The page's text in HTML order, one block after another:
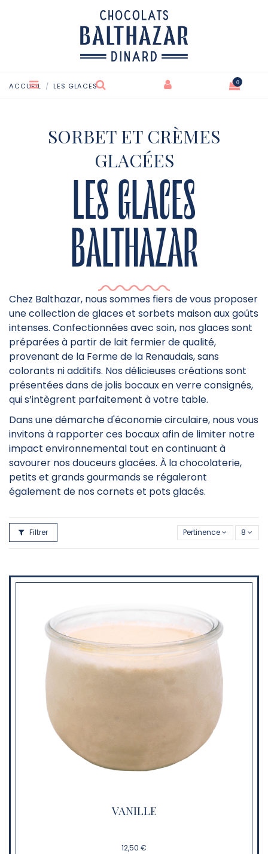
0
ACCUEIL LES GLACES
SORBET ET CRÈMES
GLACÉES
LES GLACES
BALTHAZAR
Chez Balthazar, nous sommes fiers de vous proposer
une collection de glaces et sorbets maison aux goûts
intenses. Confectionnées avec soin, nos glaces sont
préparées à partir de lait fermier de qualité,
provenant de la Ferme de la Renaudais, sans
colorants ni additifs. Nos délicieuses créations sont
présentées dans de jolis bocaux en verre consignés,
qui s’intègrent parfaitement à votre table.
Dans une démarche d'économie circulaire, nous vous
invitons à rapporter ces bocaux afin de limiter notre
impact environnemental tout en continuant à
savourer nos douceurs glacées. À la chocolaterie,
petits et grands gourmands se régaleront
également de nos cornets et pots glacés.
Filtrer Pertinence 8
VANILLE
12,50 €